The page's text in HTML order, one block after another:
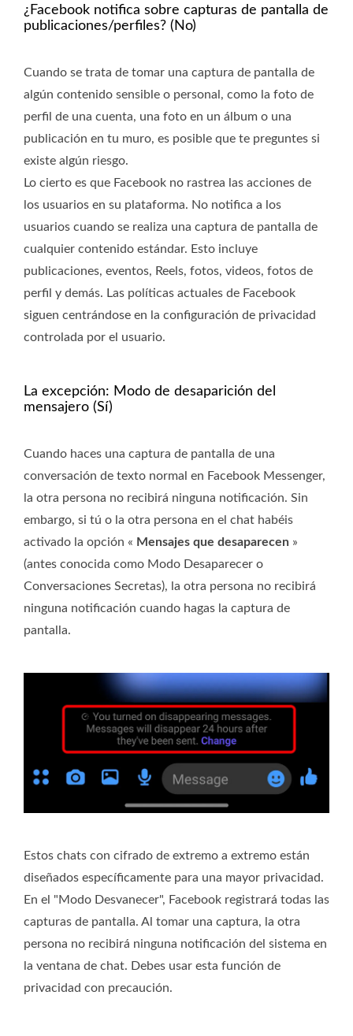
¿Facebook notifica sobre capturas de pantalla de
publicaciones/perfiles? (No)
Cuando se trata de tomar una captura de pantalla de
algún contenido sensible o personal, como la foto de
perfil de una cuenta, una foto en un álbum o una
publicación en tu muro, es posible que te preguntes si
existe algún riesgo.
Lo cierto es que Facebook no rastrea las acciones de
los usuarios en su plataforma. No notifica a los
usuarios cuando se realiza una captura de pantalla de
cualquier contenido estándar. Esto incluye
publicaciones, eventos, Reels, fotos, videos, fotos de
perfil y demás. Las políticas actuales de Facebook
siguen centrándose en la configuración de privacidad
controlada por el usuario.
La excepción: Modo de desaparición del
mensajero (Sí)
Cuando haces una captura de pantalla de una
conversación de texto normal en Facebook Messenger,
la otra persona no recibirá ninguna notificación. Sin
embargo, si tú o la otra persona en el chat habéis
activado la opción « Mensajes que desaparecen »
(antes conocida como Modo Desaparecer o
Conversaciones Secretas), la otra persona no recibirá
ninguna notificación cuando hagas la captura de
pantalla.
Estos chats con cifrado de extremo a extremo están
diseñados específicamente para una mayor privacidad.
En el "Modo Desvanecer", Facebook registrará todas las
capturas de pantalla. Al tomar una captura, la otra
persona no recibirá ninguna notificación del sistema en
la ventana de chat. Debes usar esta función de
privacidad con precaución.